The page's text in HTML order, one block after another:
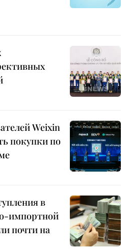
Weixin
покупки по
в
импортной
почти на